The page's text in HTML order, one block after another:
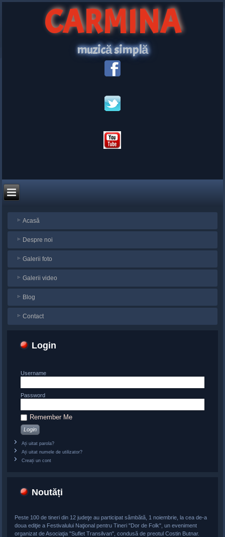
CARMINA
muzică simplă
Acasă
Despre noi
Galerii foto
Galerii video
Blog
Contact
Login
Username
Password
Remember Me
Ați uitat parola?
Ați uitat numele de utilizator?
Creați un cont
Noutăți
Peste 100 de tineri din 12 judeţe au participat sâmbătă, 1 noiembrie, la cea de-a
doua ediţie a Festivalului Naţional pentru Tineri "Dor de Folk", un eveniment
organizat de Asociaţia "Suflet Transilvan", condusă de preotul Costin Butnar.